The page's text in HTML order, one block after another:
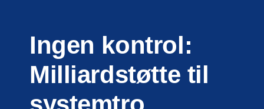
Ingen kontrol:
Milliardstøtte til